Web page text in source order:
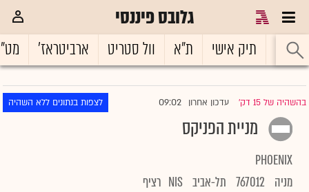
גלובס פיננסי
ראשי תיק אישי ת"א וול סטריט ארביטראז'
בהשהיה של 15 דק' |עדכון אחרון 09:02 לצפות בנתונים ללא השהיה
מניית הפניקס
PHOENIX
מניה 767012 תל-אביב NIS רציף